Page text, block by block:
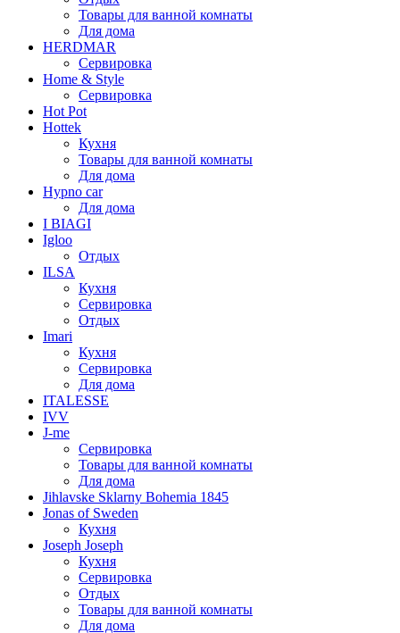
Товары для ванной комнаты
Для дома
HERDMAR
Сервировка
Home & Style
Сервировка
Hot Pot
Hottek
Кухня
Товары для ванной комнаты
Для дома
Hypno car
Для дома
I BIAGI
Igloo
Отдых
ILSA
Кухня
Сервировка
Отдых
Imari
Кухня
Сервировка
Для дома
ITALESSE
IVV
J-me
Сервировка
Товары для ванной комнаты
Для дома
Jihlavske Sklarny Bohemia 1845
Jonas of Sweden
Кухня
Joseph Joseph
Кухня
Сервировка
Отдых
Товары для ванной комнаты
Для дома